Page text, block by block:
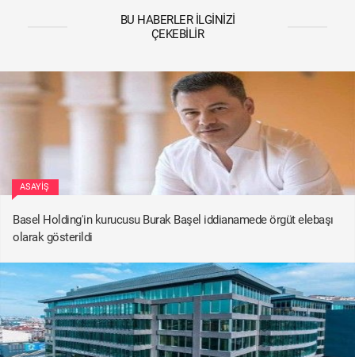
BU HABERLER İLGINIZI
ÇEKEBILIR
ASAYIŞ
Basel Holding'in kurucusu Burak Başel iddianamede örgüt elebaşı
olarak gösterildi